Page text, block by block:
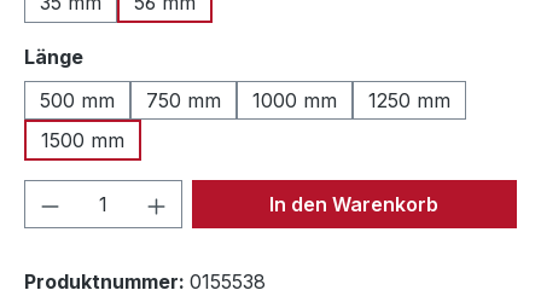
Längeauswählen
500 mm
750 mm 1000 mm
1250 mm
1500 mm
Produkt Anzahl: Gib denIn den Warenkorb
Produktnummer: 0155538